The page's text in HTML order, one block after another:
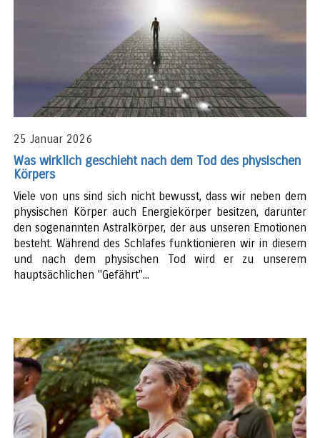
25 Januar 2026
Was wirklich geschieht nach dem Tod des physischen
Körpers
Viele von uns sind sich nicht bewusst, dass wir neben dem
physischen Körper auch Energiekörper besitzen, darunter
den sogenannten Astralkörper, der aus unseren Emotionen
besteht. Während des Schlafes funktionieren wir in diesem
und nach dem physischen Tod wird er zu unserem
hauptsächlichen "Gefährt"...